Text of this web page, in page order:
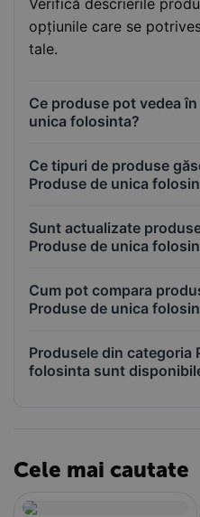
opțiunile care se
tale.
Ce produse pot vedea
unica folosinta?
Ce tipuri de produse
Produse de unica
Sunt actualizate
Produse de unica
Cum pot compara
Produse de unica
Produsele din categoria
folosinta sunt
Cele mai cautate